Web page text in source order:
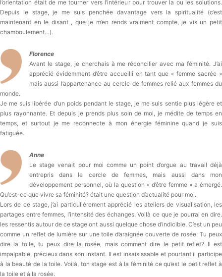
l’orientation était de me tourner vers l’intérieur pour trouver la ou les solutions.
Depuis le stage, je me suis penchée davantage vers la spiritualité (c’est
maintenant en le disant , que je m’en rends vraiment compte, je vis un petit
chamboulement…).
Florence
Avant le stage, je cherchais à me réconcilier avec ma féminité. J’ai
apprécié évidemment d’être accueilli en tant que « femme sacrée »
mais aussi l’appartenance au cercle de femmes relié aux femmes du
monde.
Je me suis libérée d’un poids pendant le stage, je me suis sentie plus légère et
plus rayonnante. Et depuis je prends plus soin de moi, je médite de temps en
temps, et surtout je me reconnecte à mon énergie féminine quand je suis
fatiguée.
Anne
Le stage venait pour moi comme un point d’orgue au travail déjà
entrepris dans le cercle de femmes, mais aussi dans mon
développement personnel, où la question « d’être femme » a émergé.
Qu’est-ce que vivre sa féminité? était une question d’actualité pour moi.
Lors de ce stage, j’ai particulièrement apprécié les ateliers de visualisation, les
partages entre femmes, l’intensité des échanges. Voilà ce que je pourrai en dire.
les ressentis autour de ce stage ont aussi quelque chose d’indicible. C’est un peu
comme un reflet de lumière sur une toile d’araignée couverte de rosée. Tu peux
dire la toile, tu peux dire la rosée, mais comment dire le petit reflet? Il est
impalpable, précieux dans son instant. Il est insaisissable et pourtant il participe
à la beauté de la toile. Voilà, ton stage est à la féminité ce qu’est le petit reflet à
la toile et à la rosée.